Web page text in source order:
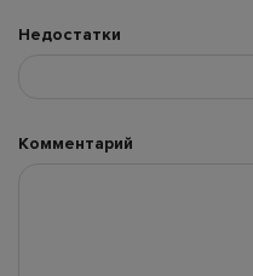
Недостатки
Комментарий